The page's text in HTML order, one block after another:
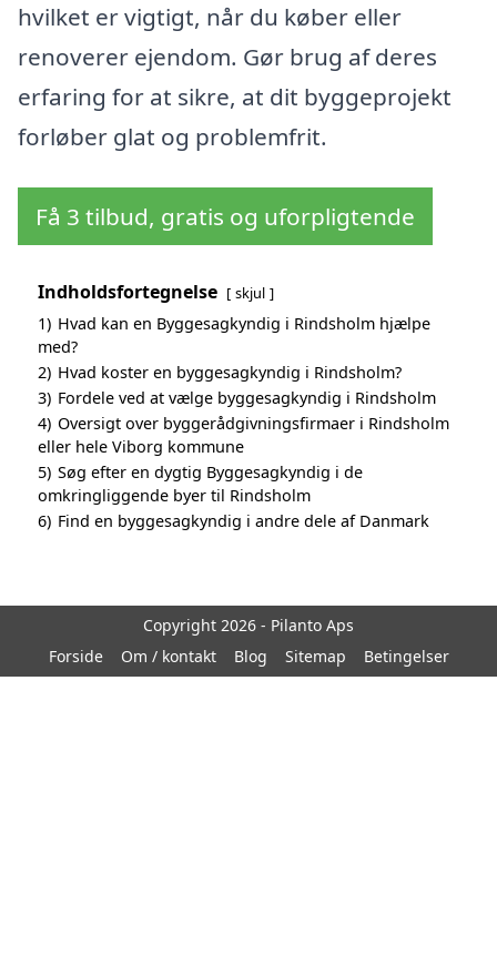
hvilket er vigtigt, når du køber eller
renoverer ejendom. Gør brug af deres
erfaring for at sikre, at dit byggeprojekt
forløber glat og problemfrit.
Få 3 tilbud, gratis og uforpligtende
Indholdsfortegnelse skjul
1) Hvad kan en Byggesagkyndig i Rindsholm hjælpe
med?
2) Hvad koster en byggesagkyndig i Rindsholm?
3) Fordele ved at vælge byggesagkyndig i Rindsholm
4) Oversigt over byggerådgivningsfirmaer i Rindsholm
eller hele Viborg kommune
5) Søg efter en dygtig Byggesagkyndig i de
omkringliggende byer til Rindsholm
6) Find en byggesagkyndig i andre dele af Danmark
Copyright 2026 - Pilanto Aps
Forside
Om / kontakt Blog Sitemap Betingelser